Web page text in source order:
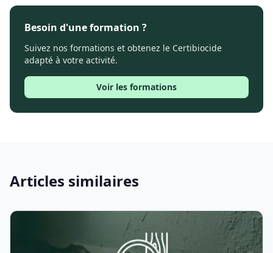
Besoin d'une formation ?
Suivez nos formations et obtenez le Certibiocide
adapté à votre activité.
Voir les formations
Articles similaires